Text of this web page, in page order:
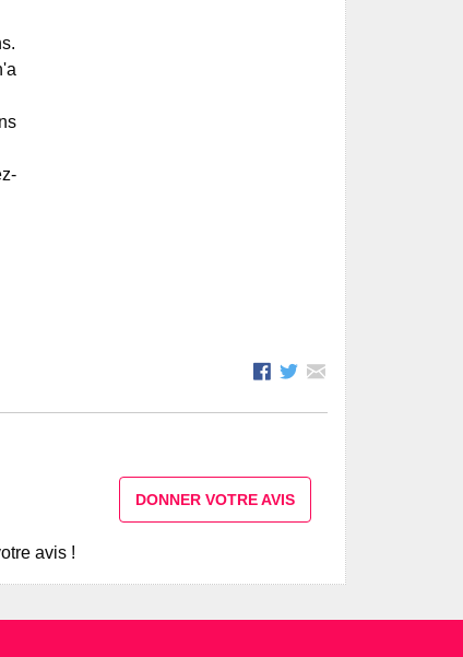
DONNER VOTRE AVIS
avis !